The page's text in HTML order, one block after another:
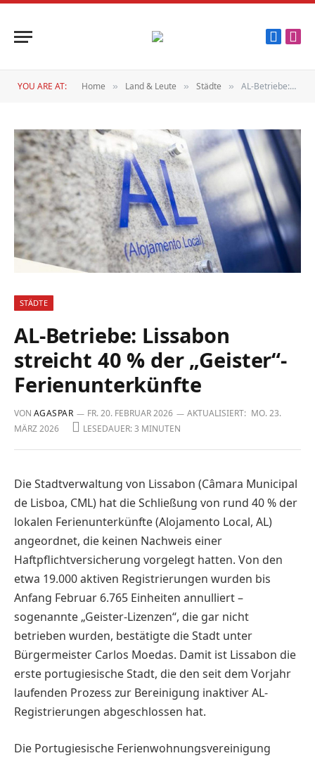
YOU ARE AT: Home » Land & Leute » Städte » AL-Betriebe: Lissabon streicht 40 % der „Geister“-Ferienunterkünfte
STÄDTE
AL-Betriebe: Lissabon
streicht 40 % der „Geister“-
Ferienunterkünfte
VON AGASPAR FR. 20. FEBRUAR 2026 AKTUALISIERT: MO. 23.
MÄRZ 2026
LESEDAUER: 3 MINUTEN
Die Stadtverwaltung von Lissabon (Câmara Municipal
de Lisboa, CML) hat die Schließung von rund 40 % der
lokalen Ferienunterkünfte (Alojamento Local, AL)
angeordnet, die keinen Nachweis einer
Haftpflichtversicherung vorgelegt hatten. Von den
etwa 19.000 aktiven Registrierungen wurden bis
Anfang Februar 6.765 Einheiten annulliert –
sogenannte „Geister-Lizenzen“, die gar nicht
betrieben wurden, bestätigte die Stadt unter
Bürgermeister Carlos Moedas. Damit ist Lissabon die
erste portugiesische Stadt, die den seit dem Vorjahr
laufenden Prozess zur Bereinigung inaktiver AL-
Registrierungen abgeschlossen hat.
Die Portugiesische Ferienwohnungsvereinigung